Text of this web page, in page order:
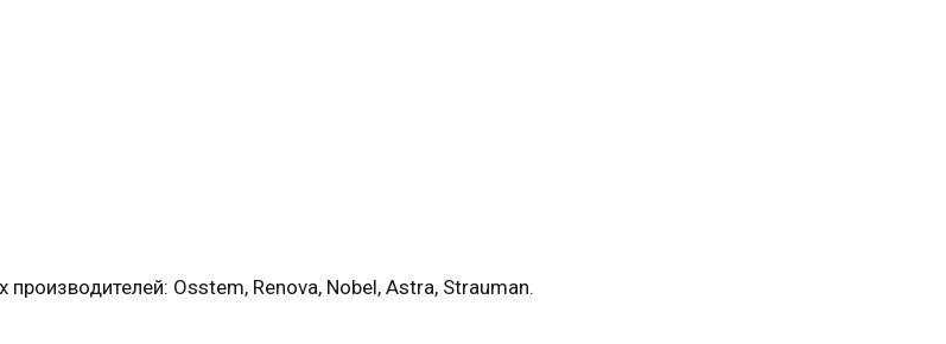
Osstem, Renova, Nobel, Astra, Strauman.